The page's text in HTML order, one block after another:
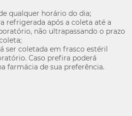
qualquer horário do dia;
refrigerada após a coleta até a
não ultrapassando o prazo
ser coletada em frasco estéril
Caso prefira poderá
farmácia de sua preferência.